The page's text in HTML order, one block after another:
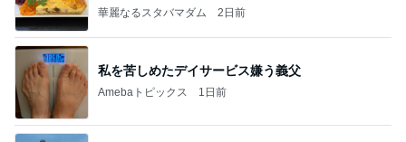
華麗なるスタバマダム 2日前
私を苦しめたデイサービス嫌う義父
Amebaトピックス 1日前